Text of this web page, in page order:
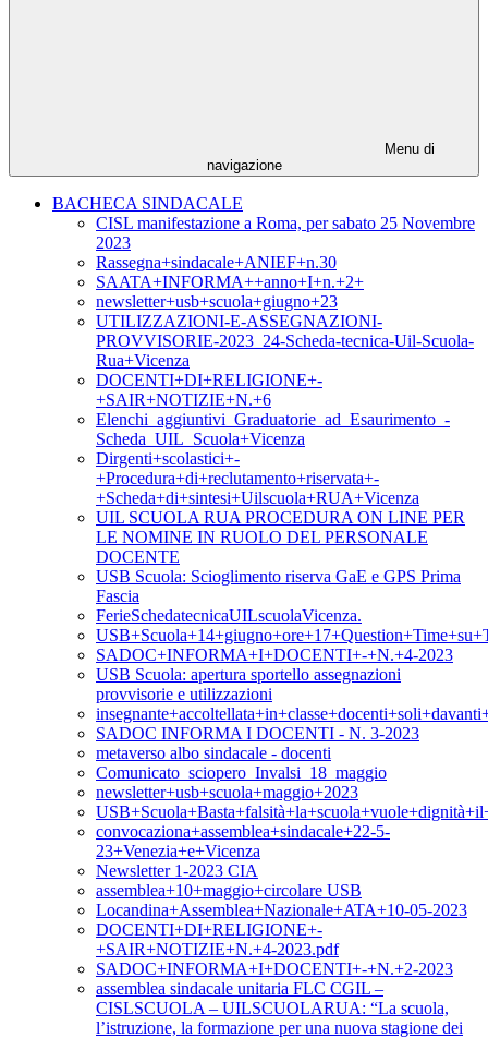
Menu di
navigazione
BACHECA SINDACALE
CISL manifestazione a Roma, per sabato 25 Novembre
2023
Rassegna+sindacale+ANIEF+n.30
SAATA+INFORMA++anno+I+n.+2+
newsletter+usb+scuola+giugno+23
UTILIZZAZIONI-E-ASSEGNAZIONI-
PROVVISORIE-2023_24-Scheda-tecnica-Uil-Scuola-
Rua+Vicenza
DOCENTI+DI+RELIGIONE+-
+SAIR+NOTIZIE+N.+6
Elenchi_aggiuntivi_Graduatorie_ad_Esaurimento_-
Scheda_UIL_Scuola+Vicenza
Dirgenti+scolastici+-
+Procedura+di+reclutamento+riservata+-
+Scheda+di+sintesi+Uilscuola+RUA+Vicenza
UIL SCUOLA RUA PROCEDURA ON LINE PER
LE NOMINE IN RUOLO DEL PERSONALE
DOCENTE
USB Scuola: Scioglimento riserva GaE e GPS Prima
Fascia
FerieSchedatecnicaUILscuolaVicenza.
SADOC+INFORMA+I+DOCENTI+-+N.+4-2023
USB Scuola: apertura sportello assegnazioni
provvisorie e utilizzazioni
SADOC INFORMA I DOCENTI - N. 3-2023
metaverso albo sindacale - docenti
Comunicato_sciopero_Invalsi_18_maggio
newsletter+usb+scuola+maggio+2023
convocaziona+assemblea+sindacale+22-5-
23+Venezia+e+Vicenza
Newsletter 1-2023 CIA
assemblea+10+maggio+circolare USB
Locandina+Assemblea+Nazionale+ATA+10-05-2023
DOCENTI+DI+RELIGIONE+-
+SAIR+NOTIZIE+N.+4-2023.pdf
SADOC+INFORMA+I+DOCENTI+-+N.+2-2023
assemblea sindacale unitaria FLC CGIL –
CISLSCUOLA – UILSCUOLARUA: “La scuola,
l’istruzione, la formazione per una nuova stagione dei